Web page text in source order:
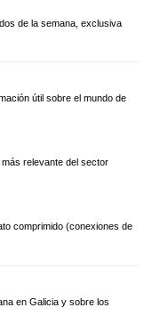
de la semana, exclusiva
útil sobre el mundo de
relevante del sector
comprimido (conexiones de
en Galicia y sobre los